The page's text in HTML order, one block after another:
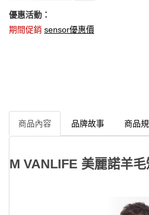
優惠活動：
期間促銷 sensor優惠價
商品內容 品牌故事 商品
M VANLIFE 美麗諾羊